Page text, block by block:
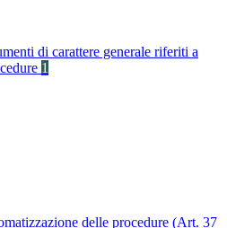
di carattere generale riferiti a
1
delle procedure (Art. 37